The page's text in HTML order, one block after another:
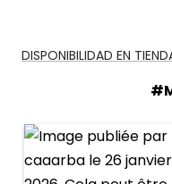
DISPONIBILIDAD EN